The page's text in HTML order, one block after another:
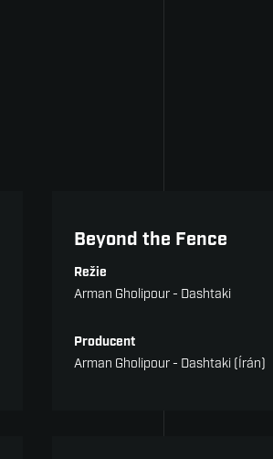
Beyond the Fence
Režie
Arman Gholipour - Dashtaki
Producent
Arman Gholipour - Dashtaki (Írán)